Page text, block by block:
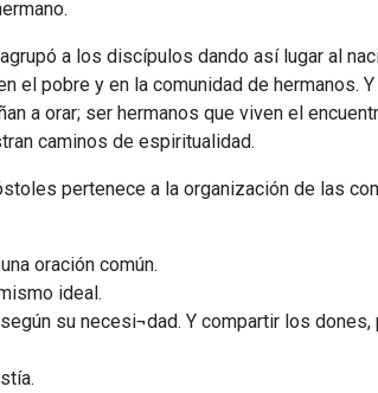
a los discípulos dando así lugar al
el pobre y en la comunidad de hermanos.
a orar; ser hermanos que viven el
caminos de espiritualidad.
pertenece a la organización de las
oración común.
ideal.
su necesi¬dad. Y compartir los